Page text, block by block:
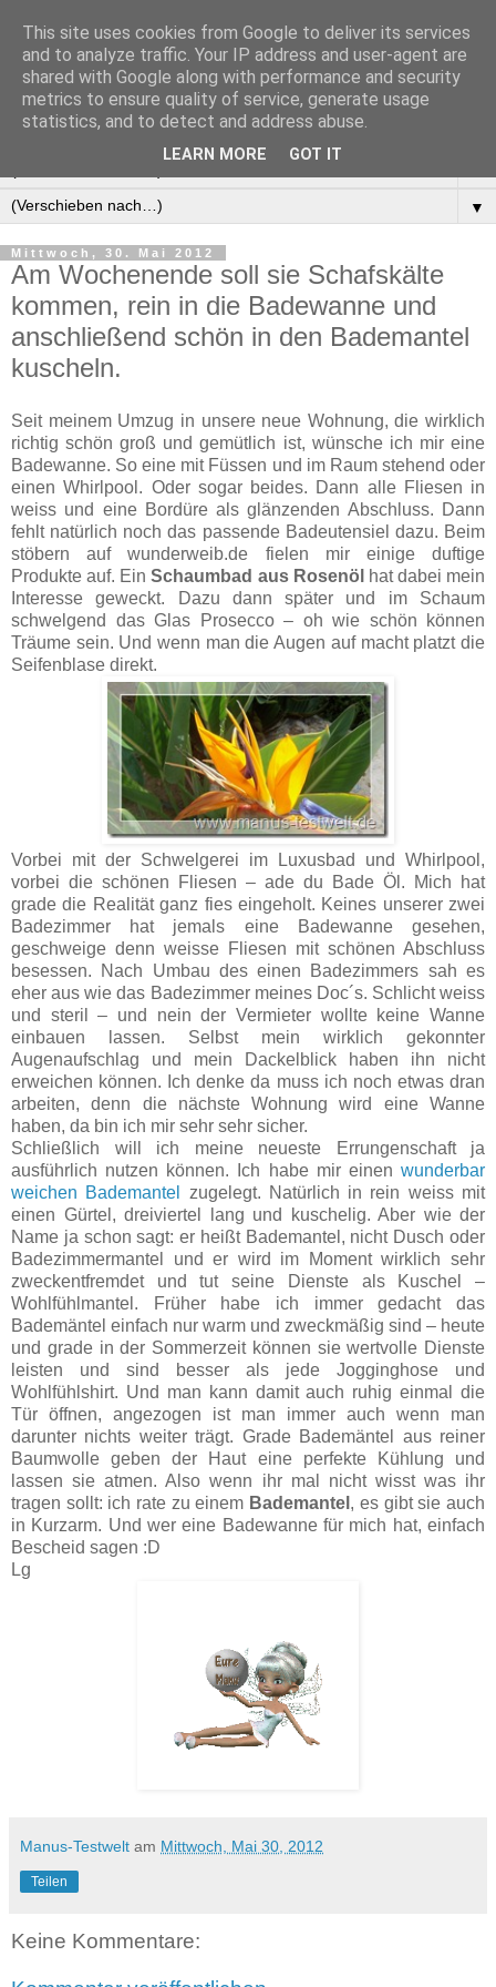
Manus Testwelt, alles
außer langweilig
▼
Mittwoch, 30. Mai 2012
Am Wochenende soll sie Schafskälte
kommen, rein in die Badewanne und
anschließend schön in den Bademantel
kuscheln.
Seit meinem Umzug in unsere neue Wohnung, die wirklich
richtig schön groß und gemütlich ist, wünsche ich mir eine
Badewanne. So eine mit Füssen und im Raum stehend oder
einen Whirlpool. Oder sogar beides. Dann alle Fliesen in
weiss und eine Bordüre als glänzenden Abschluss. Dann
fehlt natürlich noch das passende Badeutensiel dazu. Beim
stöbern auf wunderweib.de fielen mir einige duftige
Produkte auf. EinSchaumbad aus Rosenöl
hat dabei mein
Interesse geweckt. Dazu dann später und im Schaum
schwelgend das Glas Prosecco – oh wie schön können
Träume sein. Und wenn man die Augen auf macht platzt die
Seifenblase direkt.
Vorbei mit der Schwelgerei im Luxusbad und Whirlpool,
vorbei die schönen Fliesen – ade du Bade Öl. Mich hat
grade die Realität ganz fies eingeholt. Keines unserer zwei
Badezimmer hat jemals eine Badewanne gesehen,
geschweige denn weisse Fliesen mit schönen Abschluss
besessen. Nach Umbau des einen Badezimmers sah es
eher aus wie das Badezimmer meines Doc´s. Schlicht weiss
und steril – und nein der Vermieter wollte keine Wanne
einbauen lassen. Selbst mein wirklich gekonnter
Augenaufschlag und mein Dackelblick haben ihn nicht
erweichen können. Ich denke da muss ich noch etwas dran
arbeiten, denn die nächste Wohnung wird eine Wanne
haben, da bin ich mir sehr sehr sicher.
Schließlich will ich meine neueste Errungenschaft ja
ausführlich nutzen können. Ich habe mir einen wunderbar
weichen Bademantel
zugelegt. Natürlich in rein weiss mit
einen Gürtel, dreiviertel lang und kuschelig. Aber wie der
Name ja schon sagt: er heißt Bademantel, nicht Dusch oder
Badezimmermantel und er wird im Moment wirklich sehr
zweckentfremdet und tut seine Dienste als Kuschel –
Wohlfühlmantel. Früher habe ich immer gedacht das
Bademäntel einfach nur warm und zweckmäßig sind – heute
und grade in der Sommerzeit können sie wertvolle Dienste
leisten und sind besser als jede Jogginghose und
Wohlfühlshirt. Und man kann damit auch ruhig einmal die
Tür öffnen, angezogen ist man immer auch wenn man
darunter nichts weiter trägt. Grade Bademäntel aus reiner
Baumwolle geben der Haut eine perfekte Kühlung und
lassen sie atmen. Also wenn ihr mal nicht wisst was ihr
tragen sollt: ich rate zu einem Bademantel , es gibt sie auch
in Kurzarm. Und wer eine Badewanne für mich hat, einfach
Bescheid sagen :D
Lg
Manus-Testwelt am Mittwoch, Mai 30, 2012
Teilen
Keine Kommentare:
This site uses cookies from Google to deliver its services
and to analyze traffic. Your IP address and user-agent are
shared with Google along with performance and security
metrics to ensure quality of service, generate usage
statistics, and to detect and address abuse.
LEARN MORE GOT IT